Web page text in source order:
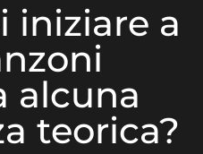
iniziare a
alcuna
teorica?